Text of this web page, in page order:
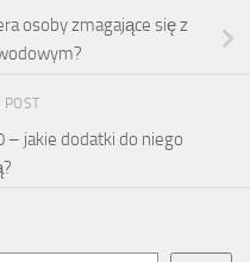
osoby zmagające się z
POST
– jakie dodatki do niego